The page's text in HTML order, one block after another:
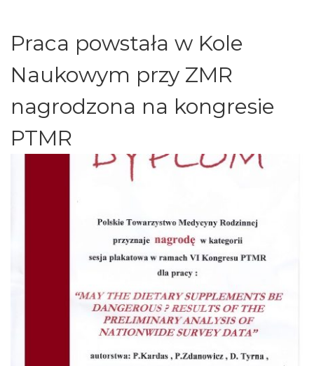
Praca powstała w Kole
Naukowym przy ZMR
nagrodzona na kongresie
PTMR